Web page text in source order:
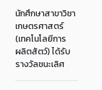
นักศึกษาสาขาวิชา
เกษตรศาสตร์
(เทคโนโลยีการ
ผลิตสัตว์) ได้รับ
รางวัลชนะเลิศ